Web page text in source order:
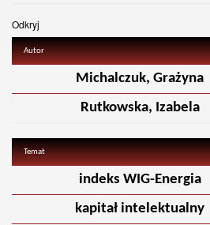
Odkryj
Autor
Michalczuk, Grażyna
Rutkowska, Izabela
Temat
indeks WIG-Energia
kapitał intelektualny